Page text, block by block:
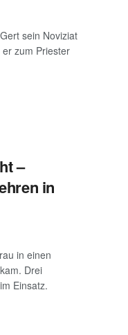
sein Noviziat
zum Priester
–
in
in einen
Drei
Einsatz.